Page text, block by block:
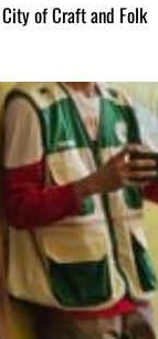
of Craft and Folk